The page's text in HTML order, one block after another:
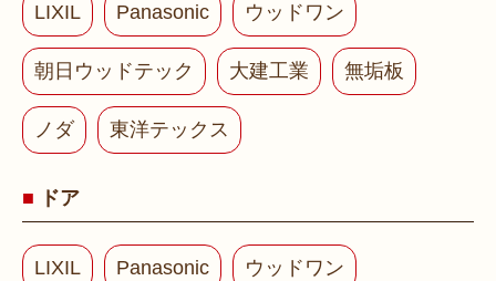
LIXIL Panasonic ウッドワン
朝日ウッドテック 大建工業 無垢板
ノダ 東洋テックス
ドア
LIXIL Panasonic ウッドワン